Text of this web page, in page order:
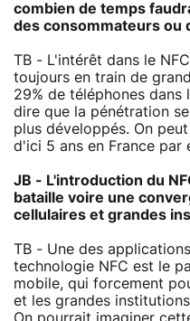
combien de temps
des consommateurs ou
TB - L'intérêt dans le
toujours en train de
29% de téléphones
dire que la pénétration
plus développés. On
d'ici 5 ans en France par
JB - L'introduction du
bataille voire une
cellulaires et grandes
TB - Une des
technologie NFC est le
mobile, qui forcement
et les grandes
On pourrait imaginer